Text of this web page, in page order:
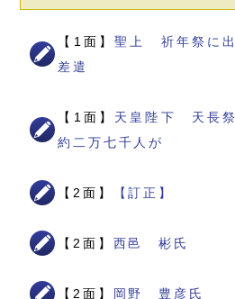
【1面】聖上 祈年祭に
差遣
【1面】 天皇陛下 天長
約二万七千人が
【2面】 【訂正】
【2面】 西邑 彬氏
【2面】 岡野 豊彦氏